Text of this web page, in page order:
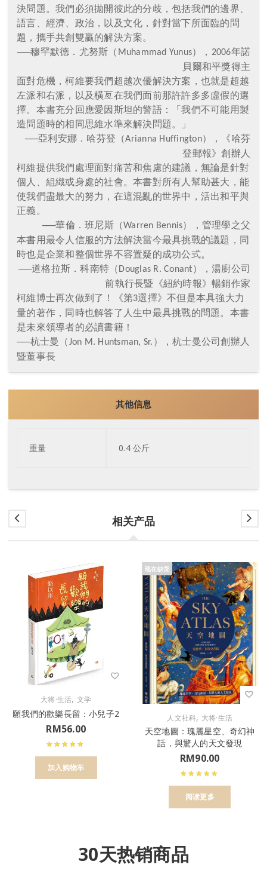
決問題。我們必須拋開彼此的分歧，包括我們的邊界、
語言、經濟、政治，以及文化，針對當下所面臨的問
題，攜手共創雙贏的解決方案。
──穆罕默德．尤努斯（ Muhammad Yunus）， 2006年諾
貝爾和平獎得主
面對危機，柯維要我們超越次優解決方案，也就是超越
左派和右派，以及橫亙在我們面前那許許多多虛假的選
擇。本書充分回應愛因斯坦的警語：「我們不可能用製
造問題時的相同思維水準來解決問題。」
──亞利安娜．哈芬登（Arianna Huffington），《哈芬
登郵報》創辦人
柯維提供我們處理面對痛苦和焦慮的建議，無論是針對
個人、組織或身處的社會。本書對所有人幫助甚大，能
使我們盡最大的努力，在這混亂的世界中，活出和平與
正義。
──華倫．班尼斯（Warren Bennis），管理學之父
本書用最令人信服的方法解決當今最具挑戰的議題，同
時也是企業和整個世界不容置疑的成功公式。
──道格拉斯．科南特（ Douglas R. Conant），湯廚公司
前執行長暨《紐約時報》暢銷作家
柯維博士再次做到了！《第3選擇》不但是本具強大力
量的著作，同時也解答了人生中最具挑戰的問題。本書
是未來領導者的必讀書籍！
──杭士曼（Jon M. Huntsman, Sr. ），杭士曼公司創辦人
暨董事長
其他信息
重量 0.4 公斤
相关产品
大将·生活, 文学
願我們的歡樂長留：小兒子2
RM56.00
加入购物车
现在缺货
人文社科, 大将·生活
天空地圖：瑰麗星空、奇幻神
話，與驚人的天文發現
RM90.00
阅读更多
30天热销商品